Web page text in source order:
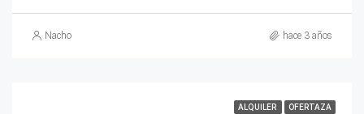
Nacho hace 3 años
ALQUILER OFERTAZA